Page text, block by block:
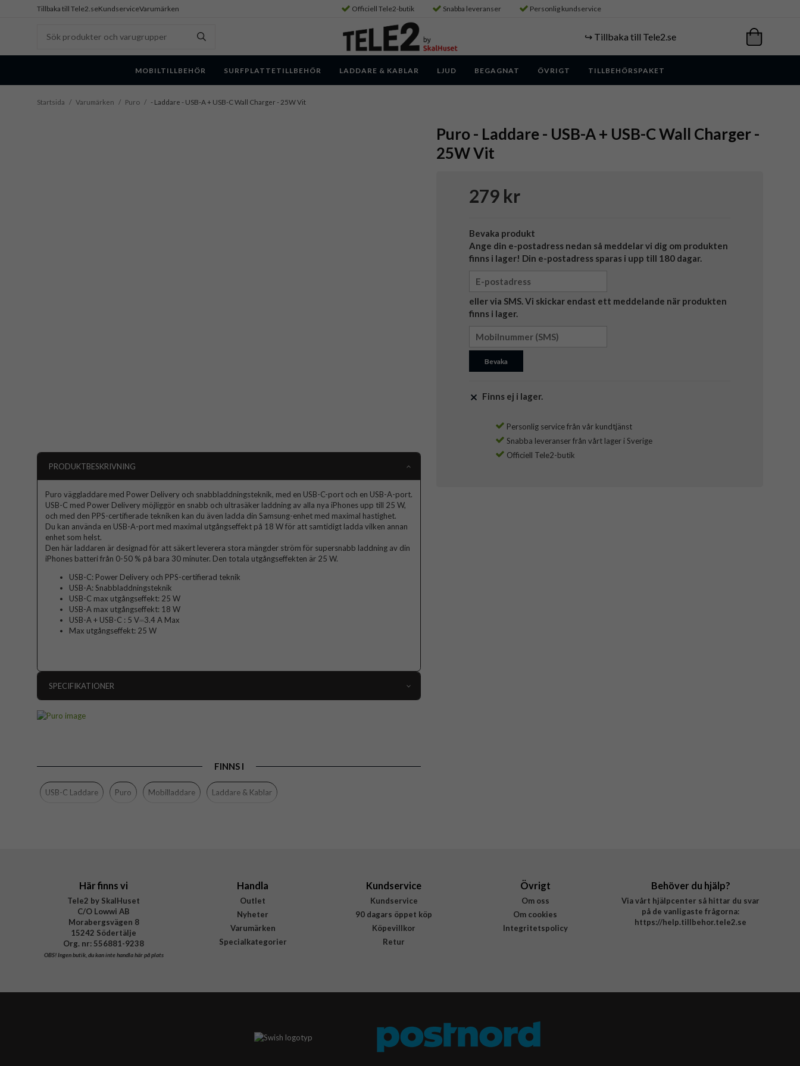
Tillbaka till Tele2.seKundserviceVarumärken Officiell Tele2-butik Snabba leveranser Personlig kundservice
↪️ Tillbaka till Tele2.se
MOBILTILLBEHÖR SURFPLATTETILLBEHÖR LADDARE & KABLAR LJUD BEGAGNAT ÖVRIGT TILLBEHÖRSPAKET
Startsida / Varumärken / Puro / - Laddare - USB-A + USB-C Wall Charger - 25W Vit
Puro - Laddare - USB-A + USB-C Wall Charger -
25W Vit
279 kr
Bevaka produkt
Ange din e-postadress nedan så meddelar vi dig om produkten
finns i lager! Din e-postadress sparas i upp till 180 dagar.
eller via SMS. Vi skickar endast ett meddelande när produkten
finns i lager.
Bevaka
Finns ej i lager.
Personlig service från vår kundtjänst
Snabba leveranser från vårt lager i Sverige
Officiell Tele2-butik
PRODUKTBESKRIVNING
Puro väggladdare med Power Delivery och snabbladdningsteknik, med en USB-C-port och en USB-A-port.
USB-C med Power Delivery möjliggör en snabb och ultrasäker laddning av alla nya iPhones upp till 25 W,
och med den PPS-certifierade tekniken kan du även ladda din Samsung-enhet med maximal hastighet.
Du kan använda en USB-A-port med maximal utgångseffekt på 18 W för att samtidigt ladda vilken annan
enhet som helst.
Den här laddaren är designad för att säkert leverera stora mängder ström för supersnabb laddning av din
iPhones batteri från 0-50 % på bara 30 minuter. Den totala utgångseffekten är 25 W.
USB-C: Power Delivery och PPS-certifierad teknik
USB-A: Snabbladdningsteknik
USB-C max utgångseffekt: 25 W
USB-A max utgångseffekt: 18 W
USB-A + USB-C : 5 V⎓3.4 A Max
Max utgångseffekt: 25 W
SPECIFIKATIONER
Färg
Vit
Material
FINNS I
USB-C Laddare Puro Mobilladdare Laddare & Kablar
Här finns vi
Tele2 by SkalHuset
C/O Lowwi AB
Morabergsvägen 8
15242 Södertälje
Org. nr: 556881-9238
OBS!Ingen butik, du kan inte handla här på plats
Handla
Outlet
Nyheter
Varumärken
Specialkategorier
Kundservice
Kundservice
90 dagars öppet köp
Köpevillkor
Retur
Övrigt
Om oss
Om cookies
Integritetspolicy
Behöver du hjälp?
Via vårt hjälpcenter så hittar du svar
på de vanligaste frågorna:
https://help.tillbehor.tele2.se